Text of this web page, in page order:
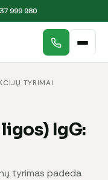
999 980
TYRIMAI
IgG:
tyrimas padeda